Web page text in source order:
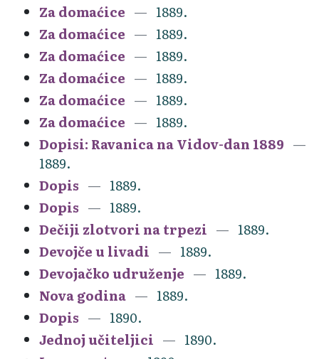
Za domaćice
1889.
Za domaćice
1889.
Za domaćice
1889.
Za domaćice
1889.
Za domaćice
1889.
Za domaćice
1889.
Dopisi: Ravanica na Vidov-dan 1889
1889.
Dopis
1889.
Dopis
1889.
Dečiji zlotvori na trpezi
1889.
Devojče u livadi
1889.
Devojačko udruženje
1889.
Nova godina
1889.
Dopis
1890.
Jednoj učiteljici
1890.